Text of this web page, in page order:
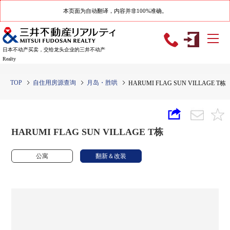
本页面为自动翻译，内容并非100%准确。
日本不动产买卖，交给龙头企业的三井不动产
Realty
TOP 自住用房源查询 月岛・胜哄 HARUMI FLAG SUN VILLAGE T栋
HARUMI FLAG SUN VILLAGE T栋
公寓 翻新＆改装